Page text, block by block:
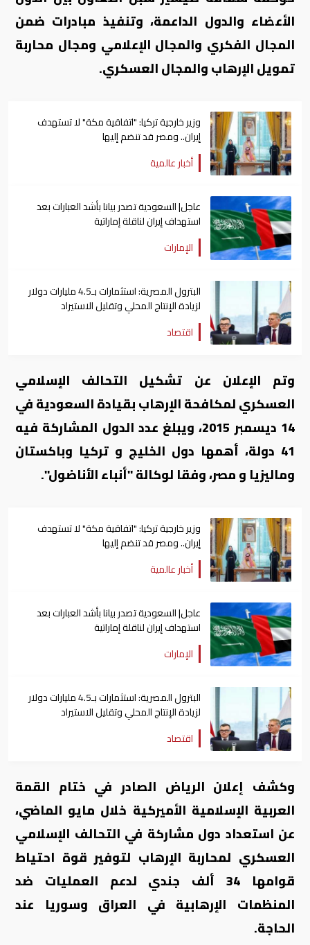
الأعضاء والدول الداعمة، وتنفيذ مبادرات ضمن
المجال الفكري والمجال الإعلامي ومجال محاربة
تمويل الإرھاب والمجال العسكري.
وزير خارجية تركيا: "اتفاقية مكة" لا تستهدف
إيران.. ومصر قد تنضم إليها
أخبار عالمية
عاجل| السعودية تصدر بيانا بأشد العبارات بعد
استهداف إيران لناقلة إماراتية
الإمارات
البترول المصرية: استثمارات بـ4.5 مليارات دولار
لزيادة الإنتاج المحلي وتقليل الاستيراد
اقتصاد
وتم الإعلان عن تشكيل التحالف الإسلامي
العسكري لمكافحة الإرهاب بقيادة السعودية في
14 ديسمبر 2015، ويبلغ عدد الدول المشاركة فيه
41 دولة، أهمها دول الخليج و تركيا وباكستان
وماليزيا و مصر، وفقا لوكالة "أنباء الأناضول".
وزير خارجية تركيا: "اتفاقية مكة" لا تستهدف
إيران.. ومصر قد تنضم إليها
أخبار عالمية
عاجل| السعودية تصدر بيانا بأشد العبارات بعد
استهداف إيران لناقلة إماراتية
الإمارات
البترول المصرية: استثمارات بـ4.5 مليارات دولار
لزيادة الإنتاج المحلي وتقليل الاستيراد
اقتصاد
وكشف إعلان الرياض الصادر في ختام القمة
العربية الإسلامية الأميركية خلال مايو الماضي،
عن استعداد دول مشاركة في التحالف الإسلامي
العسكري لمحاربة الإرهاب لتوفير قوة احتياط
قوامها 34 ألف جندي لدعم العمليات ضد
المنظمات الإرهابية في العراق وسوريا عند
الحاجة.